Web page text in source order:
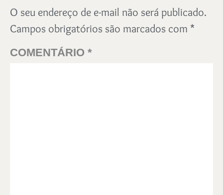
O seu endereço de e-mail não será publicado.
Campos obrigatórios são marcados com *
COMENTÁRIO *